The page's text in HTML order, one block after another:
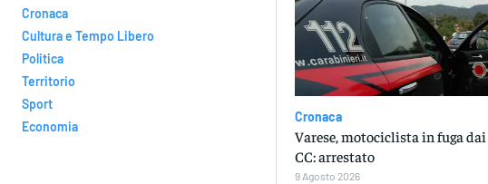
Cronaca
Cultura e Tempo Libero
Politica
Territorio
Sport
Economia
Cronaca
Varese, motociclista in fuga dai
CC: arrestato
9 Agosto 2026